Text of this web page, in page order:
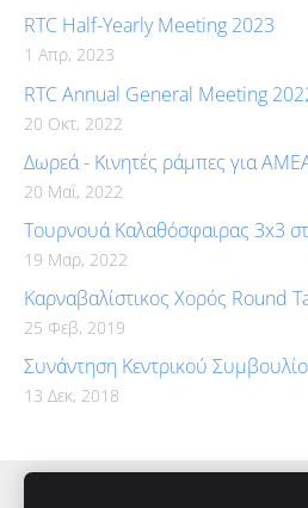
RTC Half-Yearly Meeting 2023
1 Απρ, 2023
RTC Annual General Meeting
20 Οκτ, 2022
Δωρεά - Κινητές ράμπες για
20 Μαΐ, 2022
Τουρνουά Καλαθόσφαιρας 3x3
19 Μαρ, 2022
Καρναβαλίστικος Χορός Round
25 Φεβ, 2019
Συνάντηση Κεντρικού
13 Δεκ, 2018